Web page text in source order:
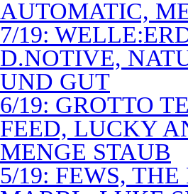
AUTOMATIC,
7/19:
D.NOTIVE,
UND GUT
6/19: GROTTO
FEED, LUCKY
MENGE STAUB
5/19: FEWS,